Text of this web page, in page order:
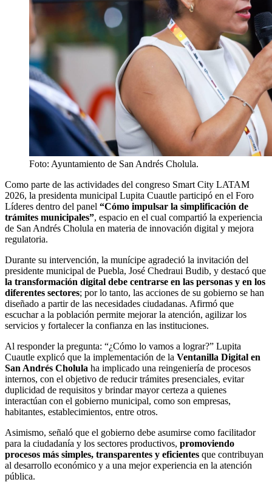
Foto: Ayuntamiento de San Andrés Cholula.
Como parte de las actividades del congreso Smart City LATAM
2026, la presidenta municipal Lupita Cuautle participó en el Foro
Líderes dentro del panel “Cómo impulsar la simplificación de
trámites municipales”, espacio en el cual compartió la experiencia
de San Andrés Cholula en materia de innovación digital y mejora
regulatoria.
Durante su intervención, la munícipe agradeció la invitación del
presidente municipal de Puebla, José Chedraui Budib, y destacó que
la transformación digital debe centrarse en las personas y en los
diferentes sectores; por lo tanto, las acciones de su gobierno se han
diseñado a partir de las necesidades ciudadanas. Afirmó que
escuchar a la población permite mejorar la atención, agilizar los
servicios y fortalecer la confianza en las instituciones.
Al responder la pregunta: “¿Cómo lo vamos a lograr?” Lupita
Cuautle explicó que la implementación de la Ventanilla Digital en
San Andrés Cholula ha implicado una reingeniería de procesos
internos, con el objetivo de reducir trámites presenciales, evitar
duplicidad de requisitos y brindar mayor certeza a quienes
interactúan con el gobierno municipal, como son empresas,
habitantes, establecimientos, entre otros.
Asimismo, señaló que el gobierno debe asumirse como facilitador
para la ciudadanía y los sectores productivos, promoviendo
procesos más simples, transparentes y eficientes que contribuyan
al desarrollo económico y a una mejor experiencia en la atención
pública.